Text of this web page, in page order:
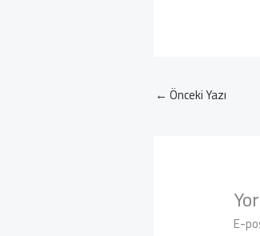
← Önceki Yazı
E-